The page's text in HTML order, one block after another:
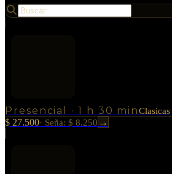
Presencial · 1 h 30 minClasicas
$ 27.500· Seña: $ 8.250 →